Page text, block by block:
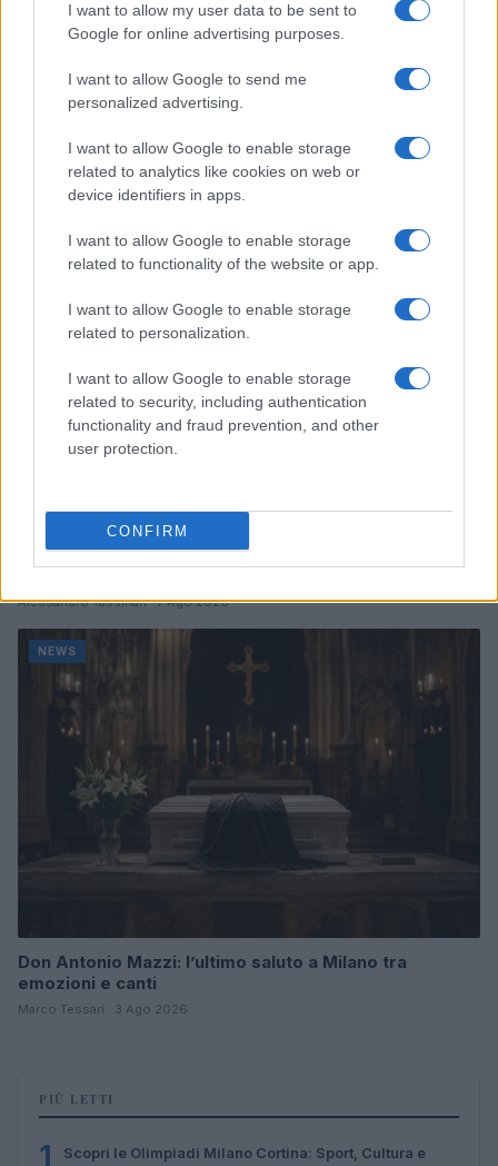
I want to allow my user data to be sent to
Google for online advertising purposes.
I want to allow Google to send me
personalized advertising.
I want to allow Google to enable storage
related to analytics like cookies on web or
device identifiers in apps.
I want to allow Google to enable storage
related to functionality of the website or app.
I want to allow Google to enable storage
related to personalization.
I want to allow Google to enable storage
related to security, including authentication
functionality and fraud prevention, and other
user protection.
CONFIRM
Come scegliere le scarpe da running donna: comfort
e performance
Marco Tessari · 8 Ago 2026
NEWS
Arrestati cinque agenti della polizia locale di Milano: le
Alessandro Tassinari · 7 Ago 2026
NEWS
Don Antonio Mazzi: l’ultimo saluto a Milano tra
emozioni e canti
Marco Tessari · 3 Ago 2026
PIÙ LETTI
1
Scopri le Olimpiadi Milano Cortina: Sport, Cultura e